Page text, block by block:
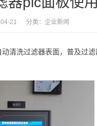
04-21 分类： 企业新闻
清洗过滤器表面，普及过